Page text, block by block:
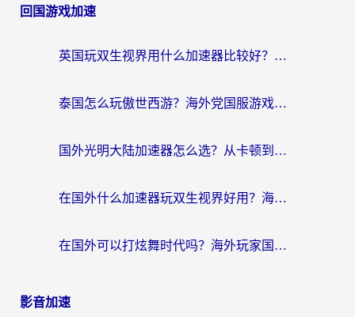
回国游戏加速
英国玩双生视界用什么加速器比较好？海外党亲测有效的国服游戏加速方案
泰国怎么玩傲世西游？海外党国服游戏加速终极攻略（附光明大陆量子特攻实测）
国外光明大陆加速器怎么选？从卡顿到丝滑的终极指南（含德国玩走开外星人墨西哥玩俄罗斯方块技巧）
在国外什么加速器玩双生视界好用？海外党亲测不踩坑的终极指南
在国外可以打炫舞时代吗？海外玩家国服游戏加速全攻略（附实测推荐）
影音加速